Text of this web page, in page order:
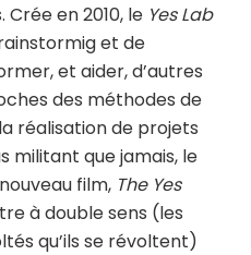
en 2010, le Yes Lab
et de
et aider, d’autres
des méthodes de
réalisation de projets
militant que jamais, le
film, The Yes
à double sens (les
qu’ils se révoltent)